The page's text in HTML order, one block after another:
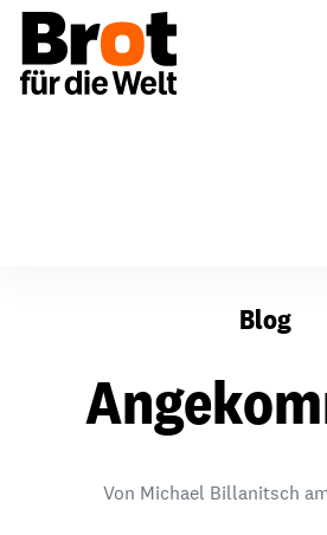
Blog
Von Michael Billanitsch